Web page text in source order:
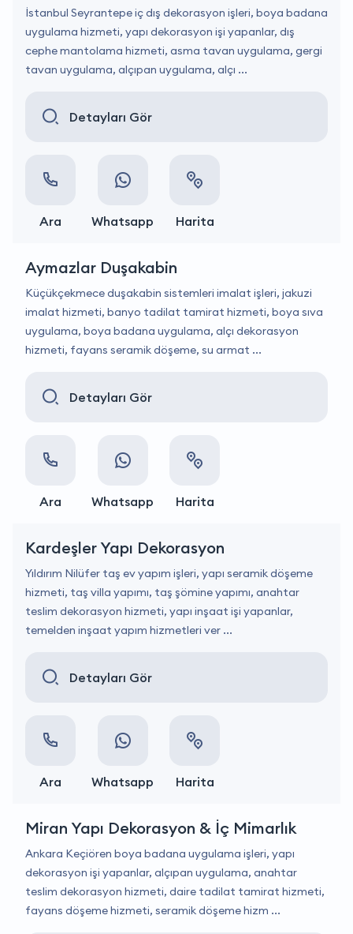
İstanbul Seyrantepe iç dış dekorasyon işleri, boya badana
uygulama hizmeti, yapı dekorasyon işi yapanlar, dış
cephe mantolama hizmeti, asma tavan uygulama, gergi
tavan uygulama, alçıpan uygulama, alçı ...
Detayları Gör
Ara Whatsapp Harita
Aymazlar Duşakabin
Küçükçekmece duşakabin sistemleri imalat işleri, jakuzi
imalat hizmeti, banyo tadilat tamirat hizmeti, boya sıva
uygulama, boya badana uygulama, alçı dekorasyon
hizmeti, fayans seramik döşeme, su armat ...
Detayları Gör
Ara Whatsapp Harita
Kardeşler Yapı Dekorasyon
Yıldırım Nilüfer taş ev yapım işleri, yapı seramik döşeme
hizmeti, taş villa yapımı, taş şömine yapımı, anahtar
teslim dekorasyon hizmeti, yapı inşaat işi yapanlar,
temelden inşaat yapım hizmetleri ver ...
Detayları Gör
Ara Whatsapp Harita
Miran Yapı Dekorasyon & İç Mimarlık
Ankara Keçiören boya badana uygulama işleri, yapı
dekorasyon işi yapanlar, alçıpan uygulama, anahtar
teslim dekorasyon hizmeti, daire tadilat tamirat hizmeti,
fayans döşeme hizmeti, seramik döşeme hizm ...